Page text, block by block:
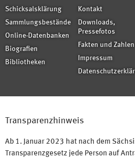
Schicksalsklärung
Sammlungsbestände
Online-Datenbanken
Biografien
Bibliotheken
Kontakt
Downloads,
Pressefotos
Fakten und Zahlen
Impressum
Transparenzhinweis
Ab 1. Januar 2023 hat nach dem
Transparenzgesetz jede Person auf